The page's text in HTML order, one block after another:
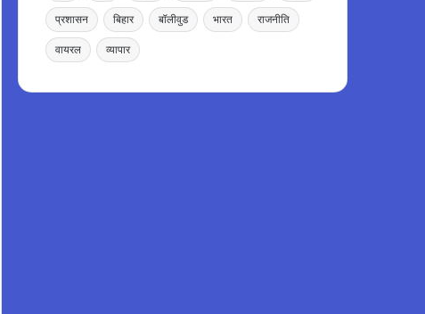
प्रशासन बिहार बॉलीवुड भारत राजनीति
वायरल व्यापार